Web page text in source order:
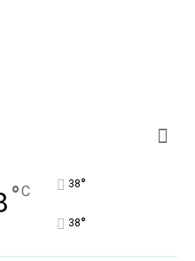
°C 38°
38°